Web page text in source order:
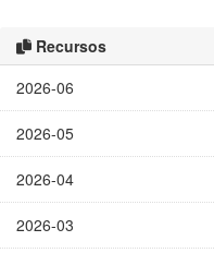
Recursos
2026-06
2026-05
2026-04
2026-03